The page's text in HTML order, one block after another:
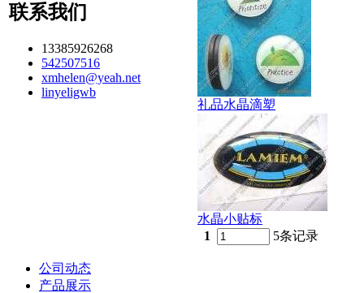
联系我们
13385926268
542507516
xmhelen@yeah.net
linyeligwb
礼品水晶滴塑
水晶小贴标
1
5条记录
公司动态
产品展示